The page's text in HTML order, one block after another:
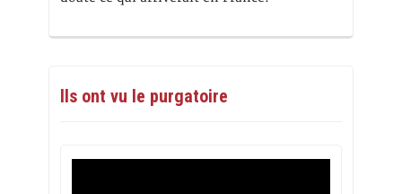
Ils ont vu le purgatoire